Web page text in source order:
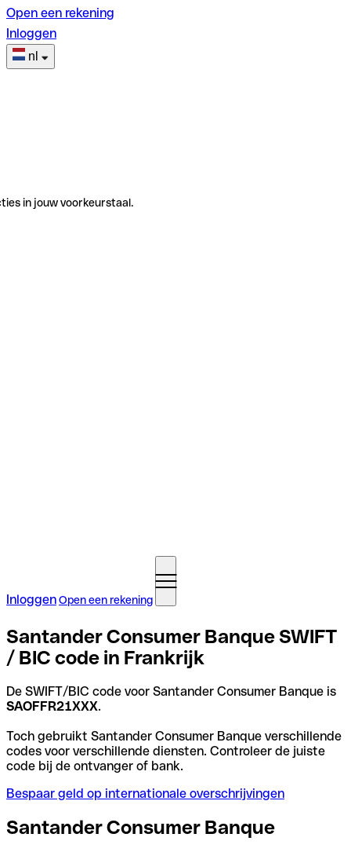
Open een rekening
Inloggen
nl
in jouw voorkeurstaal.
InloggenOpen een rekening
Santander Consumer Banque SWIFT
/ BIC code in Frankrijk
De SWIFT/BIC code voor Santander Consumer Banque is
SAOFFR21XXX.
Toch gebruikt Santander Consumer Banque verschillende
codes voor verschillende diensten. Controleer de juiste
code bij de ontvanger of bank.
Bespaar geld op internationale overschrijvingen
Santander Consumer Banque